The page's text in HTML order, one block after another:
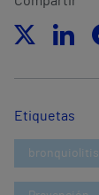
Etiquetas
bronquiolitis